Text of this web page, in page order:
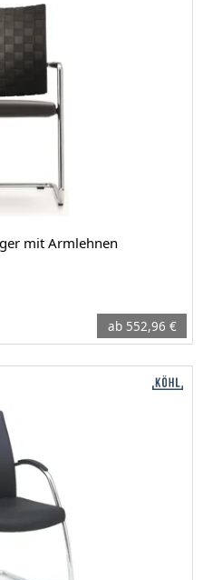
mit Armlehnen
ab 552,96 €